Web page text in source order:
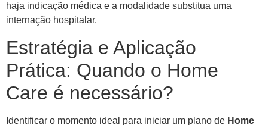
haja indicação médica e a modalidade substitua uma
internação hospitalar.
Estratégia e Aplicação
Prática: Quando o Home
Care é necessário?
Identificar o momento ideal para iniciar um plano de Home